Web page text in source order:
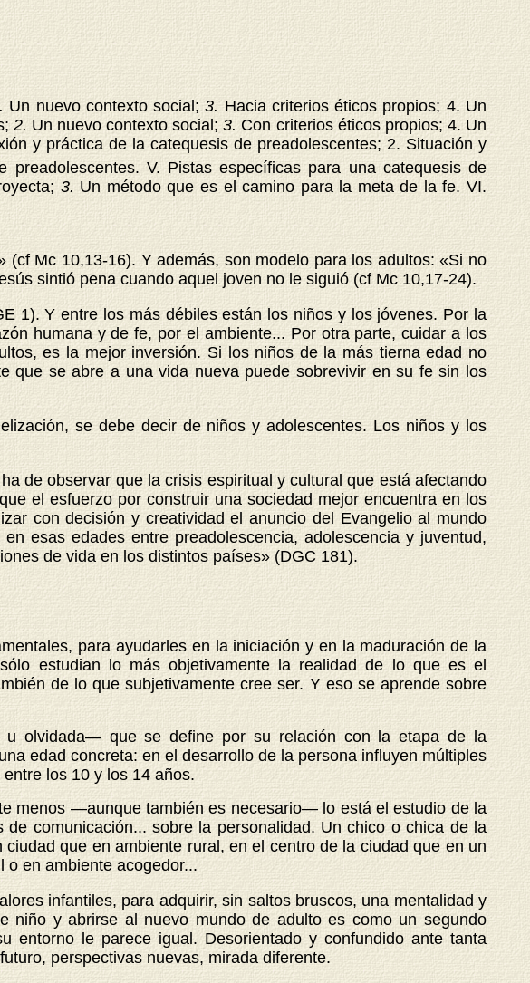
Un nuevo contexto social;3.Hacia criterios éticos propios; 4. Un
2. Un nuevo contexto social;3. Con criterios éticos propios; 4. Un
y práctica de la catequesis de preadolescentes; 2. Situación y
V. Pistas específicas para una catequesis de
3. Un método que es el camino para la meta de la fe. VI.
Mc 10,13-16). Y además, son modelo para los adultos: «Si no
sintió pena cuando aquel joven no le siguió (cf Mc 10,17-24).
1). Y entre los más débiles están los niños y los jóvenes. Por la
humana y de fe, por el ambiente... Por otra parte, cuidar a los
es la mejor inversión. Si los niños de la más tierna edad no
que se abre a una vida nueva puede sobrevivir en su fe sin los
se debe decir de niños y adolescentes. Los niños y los
de observar que la crisis espiritual y cultural que está afectando
el esfuerzo por construir una sociedad mejor encuentra en los
con decisión y creatividad el anuncio del Evangelio al mundo
esas edades entre preadolescencia, adolescencia y juventud,
de vida en los distintos países» (DGC 181).
para ayudarles en la iniciación y en la maduración de la
estudian lo más objetivamente la realidad de lo que es el
de lo que subjetivamente cree ser. Y eso se aprende sobre
olvidada— que se define por su relación con la etapa de la
edad concreta: en el desarrollo de la persona influyen múltiples
los 10 y los 14 años.
menos —aunque también es necesario— lo está el estudio de la
comunicación... sobre la personalidad. Un chico o chica de la
que en ambiente rural, en el centro de la ciudad que en un
o en ambiente acogedor...
infantiles, para adquirir, sin saltos bruscos, una mentalidad y
niño y abrirse al nuevo mundo de adulto es como un segundo
le parece igual. Desorientado y confundido ante tanta
perspectivas nuevas, mirada diferente.